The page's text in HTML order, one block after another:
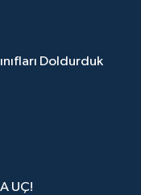
Doldurduk
UÇ!